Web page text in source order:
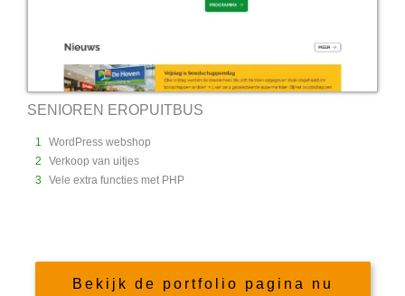
SENIOREN EROPUITBUS
1
WordPress webshop
2
Verkoop van uitjes
3
Vele extra functies met PHP
Bekijk de portfolio pagina nu